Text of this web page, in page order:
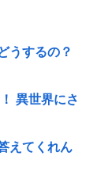
うするの？
異世界にさ
えてくれん